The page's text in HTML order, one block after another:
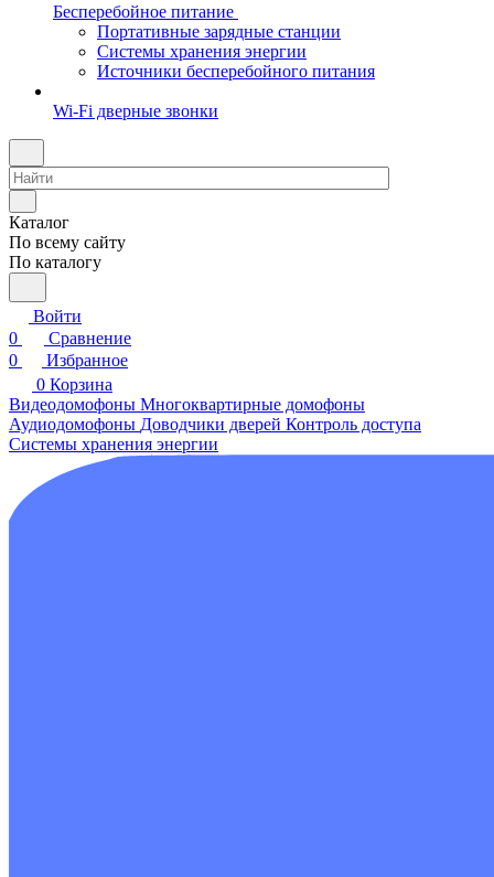
Бесперебойное питание
Портативные зарядные станции
Системы хранения энергии
Источники бесперебойного питания
Wi-Fi дверные звонки
Каталог
По всему сайту
По каталогу
Войти
0
Сравнение
0
Избранное
0 Корзина
Видеодомофоны Многоквартирные домофоны
Аудиодомофоны Доводчики дверей Контроль доступа
Системы хранения энергии